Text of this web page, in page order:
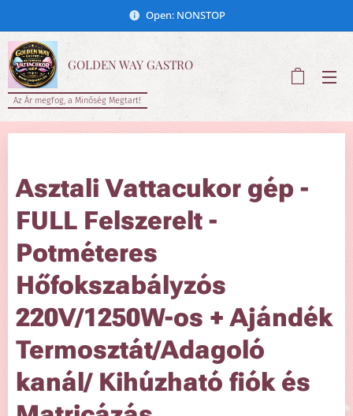
Open: NONSTOP
GOLDEN WAY GASTRO
Az Ár megfog, a Minőség Megtart!
Asztali Vattacukor gép -
FULL Felszerelt -
Potméteres
Hőfokszabályzós
220V/1250W-os + Ajándék
Termosztát/Adagoló
kanál/ Kihúzható fiók és